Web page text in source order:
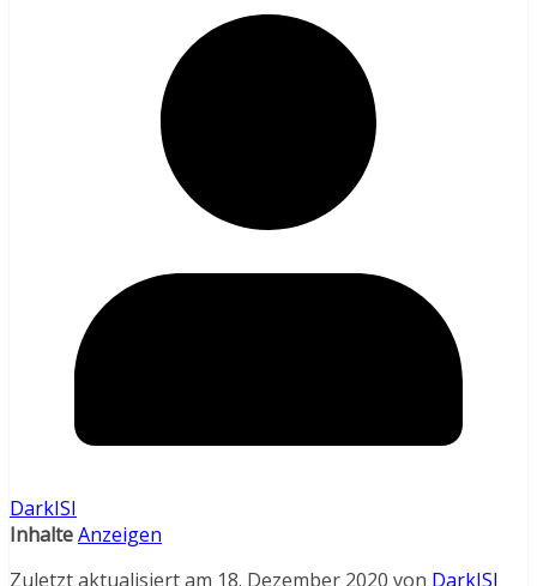
DarkISI
InhalteAnzeigen
Zuletzt aktualisiert am 18. Dezember 2020 von DarkISI